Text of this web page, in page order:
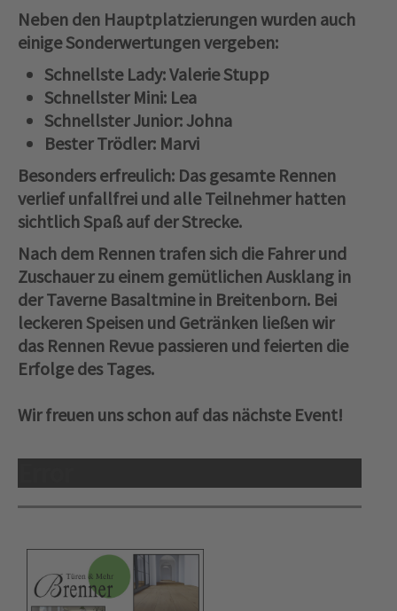
Neben den Hauptplatzierungen wurden auch
einige Sonderwertungen vergeben:
Schnellste Lady: Valerie Stupp
Schnellster Mini: Lea
Schnellster Junior: Johna
Bester Trödler: Marvi
Besonders erfreulich: Das gesamte Rennen
verlief unfallfrei und alle Teilnehmer hatten
sichtlich Spaß auf der Strecke.
Nach dem Rennen trafen sich die Fahrer und
Zuschauer zu einem gemütlichen Ausklang in
der Taverne Basaltmine in Breitenborn. Bei
leckeren Speisen und Getränken ließen wir
das Rennen Revue passieren und feierten die
Erfolge des Tages.
Wir freuen uns schon auf das nächste Event!